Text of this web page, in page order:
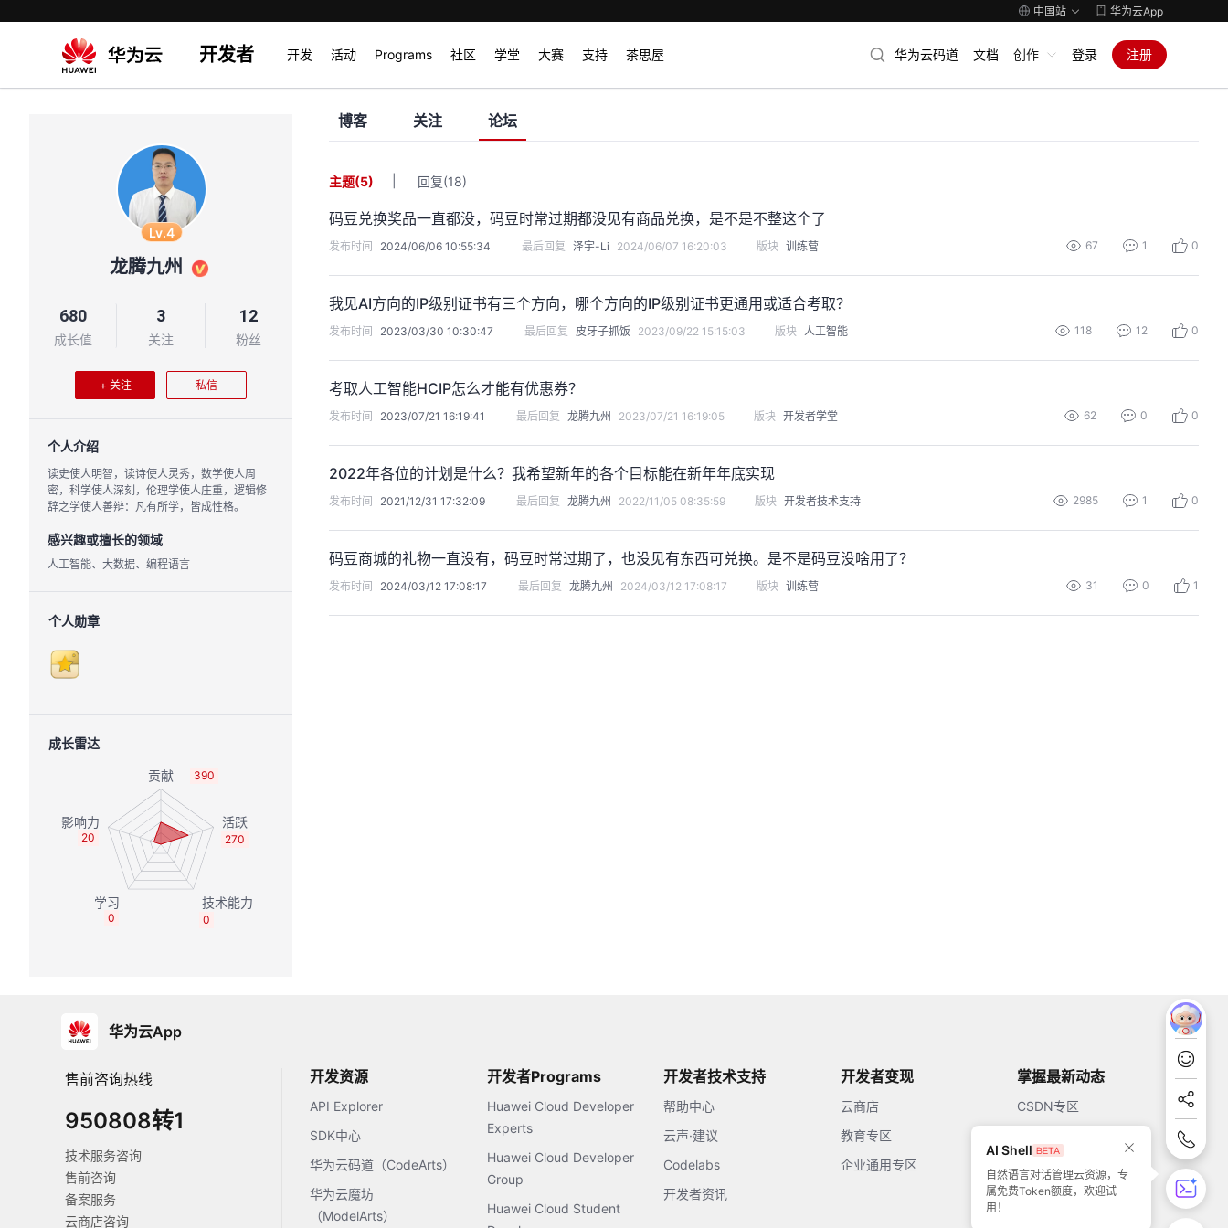
中国站 华为云App
开发者 开发 活动 Programs 社区 学堂 大赛 支持 茶思屋 华为云码道 文档 创作 登录 注册
Lv.4
龙腾九州
680
成长值
3
关注
12
粉丝
+ 关注 私信
个人介绍
读史使人明智，读诗使人灵秀，数学使人周
密，科学使人深刻，伦理学使人庄重，逻辑修
辞之学使人善辩：凡有所学，皆成性格。
感兴趣或擅长的领域
人工智能、大数据、编程语言
个人勋章
成长雷达
390
270
0
0
20
博客 关注 论坛
主题(5) 回复(18)
码豆兑换奖品一直都没，码豆时常过期都没见有商品兑换，是不是不整这个了
发布时间 2024/06/06 10:55:34 最后回复 泽宇-Li 2024/06/07 16:20:03 版块 训练营 67 1 0
我见AI方向的IP级别证书有三个方向，哪个方向的IP级别证书更通用或适合考取？
发布时间 2023/03/30 10:30:47 最后回复 皮牙子抓饭 2023/09/22 15:15:03 版块 人工智能 118 12 0
考取人工智能HCIP怎么才能有优惠券？
发布时间 2023/07/21 16:19:41 最后回复 龙腾九州 2023/07/21 16:19:05 版块 开发者学堂 62 0 0
2022年各位的计划是什么？我希望新年的各个目标能在新年年底实现
发布时间 2021/12/31 17:32:09 最后回复 龙腾九州 2022/11/05 08:35:59 版块 开发者技术支持 2985 1 0
码豆商城的礼物一直没有，码豆时常过期了，也没见有东西可兑换。是不是码豆没啥用了？
发布时间 2024/03/12 17:08:17 最后回复 龙腾九州 2024/03/12 17:08:17 版块 训练营 31 0 1
华为云App
售前咨询热线
950808转1
技术服务咨询
售前咨询
备案服务
云商店咨询
开发资源
API Explorer
SDK中心
华为云码道（CodeArts）
华为云魔坊
（ModelArts）
开发者Programs
Huawei Cloud Developer
Experts
Huawei Cloud Developer
Group
Huawei Cloud Student
开发者技术支持
帮助中心
云声·建议
Codelabs
开发者资讯
开发者变现
云商店
教育专区
企业通用专区
掌握最新动态
CSDN专区
51CTO
AI Shell
自然语言对话管理云资源，专
属免费Token额度，欢迎试
用！